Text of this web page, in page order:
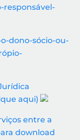
responsável-
dono-sócio-ou-
aqui)
entre a
download